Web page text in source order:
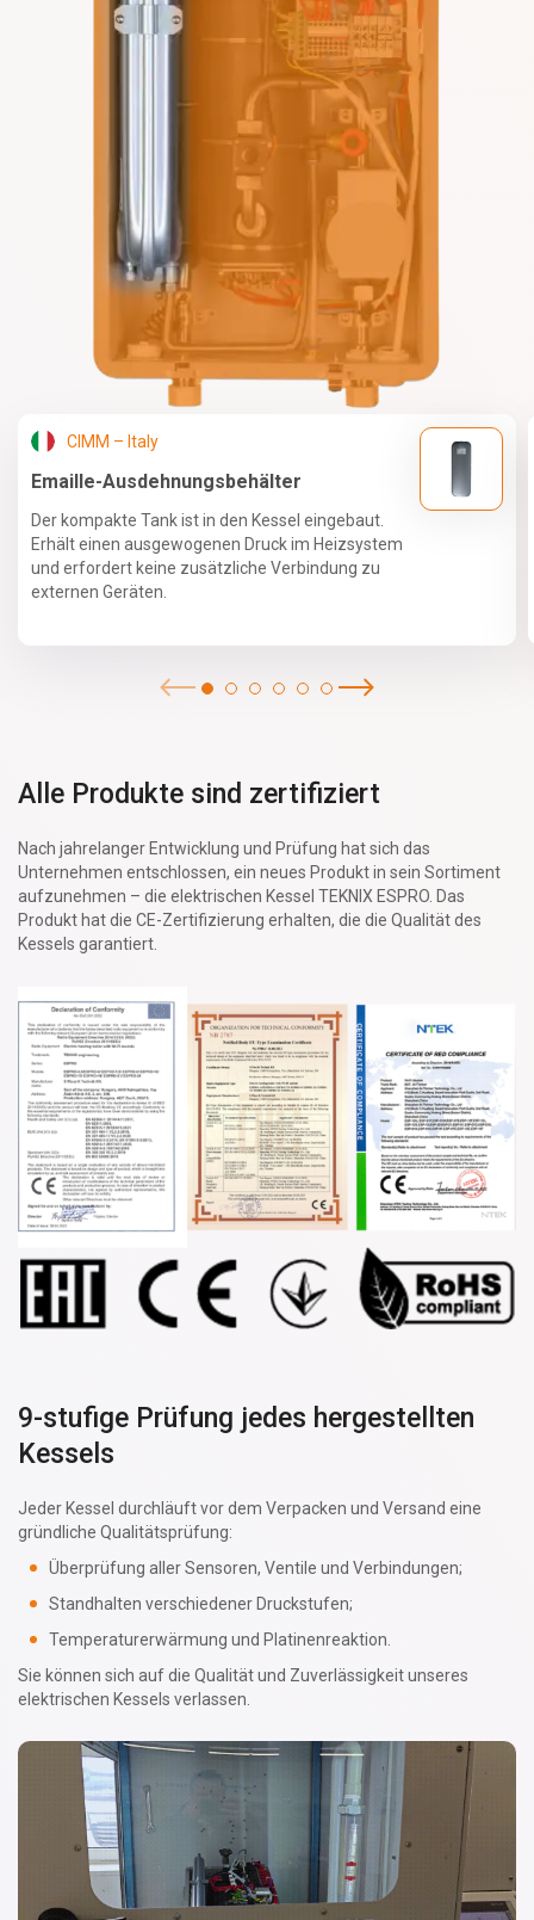
CIMM – Italy
Emaille-Ausdehnungsbehälter
Der kompakte Tank ist in den Kessel eingebaut.
Erhält einen ausgewogenen Druck im Heizsystem
und erfordert keine zusätzliche Verbindung zu
externen Geräten.
Alle Produkte sind zertifiziert
Nach jahrelanger Entwicklung und Prüfung hat sich das
Unternehmen entschlossen, ein neues Produkt in sein Sortiment
aufzunehmen – die elektrischen Kessel TEKNIX ESPRO. Das
Produkt hat die CE-Zertifizierung erhalten, die die Qualität des
Kessels garantiert.
9-stufige Prüfung jedes hergestellten
Kessels
Jeder Kessel durchläuft vor dem Verpacken und Versand eine
gründliche Qualitätsprüfung:
Überprüfung aller Sensoren, Ventile und Verbindungen;
Standhalten verschiedener Druckstufen;
Temperaturerwärmung und Platinenreaktion.
Sie können sich auf die Qualität und Zuverlässigkeit unseres
elektrischen Kessels verlassen.